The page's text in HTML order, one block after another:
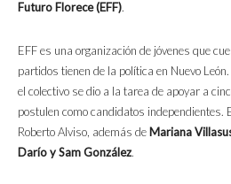
Futuro Florece (EFF).
EFF es una organización de jóvenes que
partidos tienen de la política en Nuevo
el colectivo se dio a la tarea de apoyar a
postulen como candidatos independientes.
Roberto Alviso, además de Mariana
Darío y Sam González.